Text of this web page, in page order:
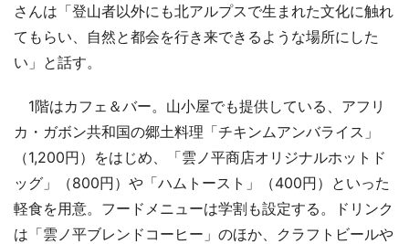
さんは「登山者以外にも北アルプスで生まれた文化に触れ
てもらい、自然と都会を行き来できるような場所にした
い」と話す。
1階はカフェ＆バー。山小屋でも提供している、アフリ
カ・ガボン共和国の郷土料理「チキンムアンバライス」
（1,200円）をはじめ、「雲ノ平商店オリジナルホットド
ッグ」（800円）や「ハムトースト」（400円）といった
軽食を用意。フードメニューは学割も設定する。ドリンク
は「雲ノ平ブレンドコーヒー」のほか、クラフトビールや